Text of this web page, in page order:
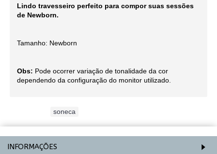
Lindo travesseiro perfeito para compor suas sessões
de Newborn.
Tamanho: Newborn
Obs: Pode ocorrer variação de tonalidade da cor
dependendo da configuração do monitor utilizado.
soneca
INFORMAÇÕES